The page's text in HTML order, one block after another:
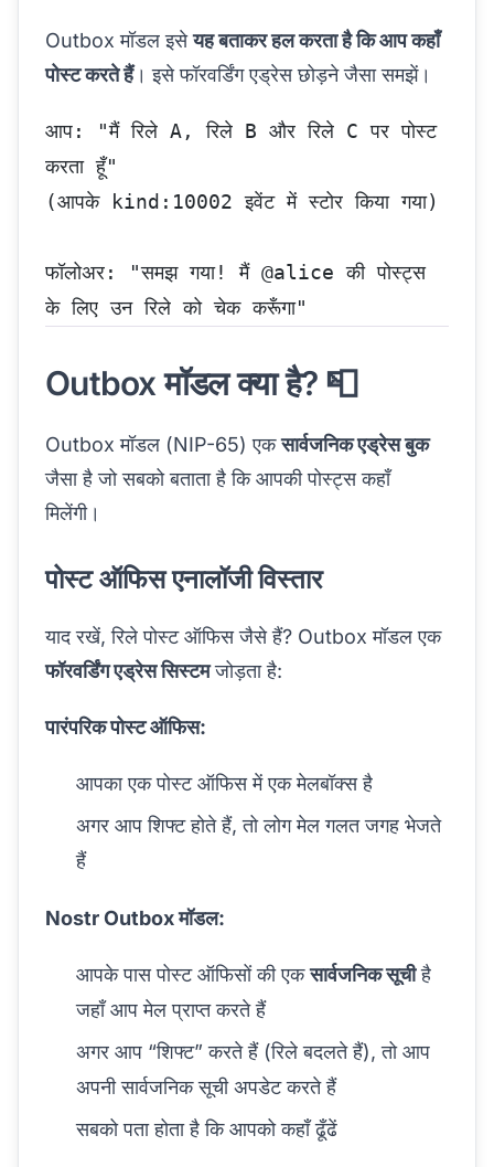
Outbox मॉडल इसेयह बताकर हल करता है कि आप कहाँ
पोस्ट करते हैं। इसे फॉरवर्डिंग एड्रेस छोड़ने जैसा समझें।
आप: "मैं रिले A, रिले B और रिले C पर पोस्ट
करता हूँ"
(आपके kind:10002 इवेंट में स्टोर किया गया)
फॉलोअर: "समझ गया! मैं @alice की पोस्ट्स
के लिए उन रिले को चेक करूँगा"
Outbox मॉडल क्या है? 📮
Outbox मॉडल (NIP-65) एकसार्वजनिक एड्रेस बुक
जैसा है जो सबको बताता है कि आपकी पोस्ट्स कहाँ
मिलेंगी।
पोस्ट ऑफिस एनालॉजी विस्तार
याद रखें, रिले पोस्ट ऑफिस जैसे हैं? Outbox मॉडल एक
फॉरवर्डिंग एड्रेस सिस्टमजोड़ता है:
पारंपरिक पोस्ट ऑफिस:
आपका एक पोस्ट ऑफिस में एक मेलबॉक्स है
अगर आप शिफ्ट होते हैं, तो लोग मेल गलत जगह भेजते
हैं
Nostr Outbox मॉडल:
आपके पास पोस्ट ऑफिसों की एकसार्वजनिक सूचीहै
जहाँ आप मेल प्राप्त करते हैं
अगर आप “शिफ्ट” करते हैं (रिले बदलते हैं), तो आप
अपनी सार्वजनिक सूची अपडेट करते हैं
सबको पता होता है कि आपको कहाँ ढूँढें